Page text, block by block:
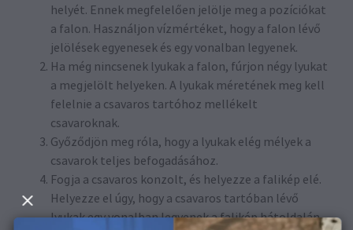
helyét. Ennek megfelelően jelölje meg a pozíciókat
a falon. Használjon vízmértéket, hogy a falon lévő
jelölések egyenesek és egy vonalban legyenek.
Ha még nincsenek lyukak a falon, fúrjon négy lyukat
a megjelölt helyeken. A lyukak méretének meg kell
felelnie a csavaros tartóhoz mellékelt
csavaroknak.
Győződjön meg róla, hogy a lyukak elég mélyek a
csavarok teljes befogadásához.
Fogja a csavaros konzolt, és helyezze a falikép elé.
Helyezze el úgy, hogy a csavaros tartóban lévő
lyukak egy vonalban legyenek a falikép hátoldalán